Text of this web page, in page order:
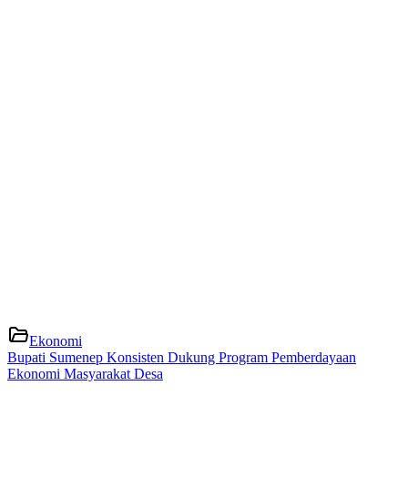
Ekonomi
Bupati Sumenep Konsisten Dukung Program Pemberdayaan
Ekonomi Masyarakat Desa